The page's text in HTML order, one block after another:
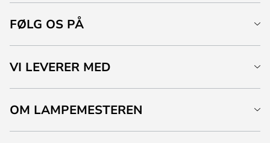
FØLG OS PÅ
VI LEVERER MED
OM LAMPEMESTEREN